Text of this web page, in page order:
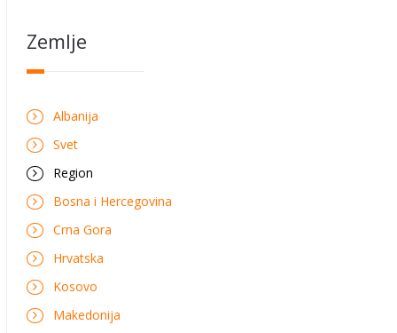
Zemlje
Albanija
Svet
Region
Bosna i Hercegovina
Crna Gora
Hrvatska
Kosovo
Makedonija